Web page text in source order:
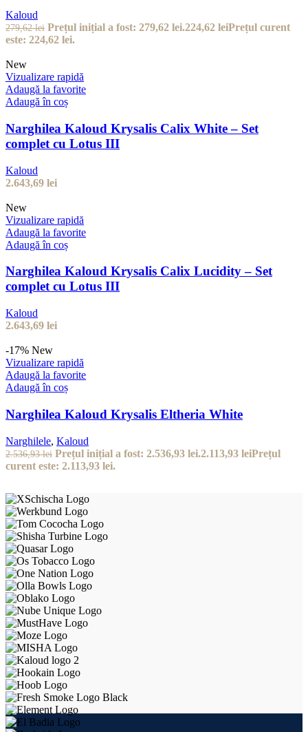
Kaloud
279,62lei Prețul inițial a fost: 279,62 lei.224,62 leiPrețul curent
este: 224,62 lei.
New
Vizualizare rapidă
Adaugă la favorite
Adaugă în coș
Narghilea Kaloud Krysalis Calix White – Set
complet cu Lotus III
Kaloud
2.643,69 lei
New
Vizualizare rapidă
Adaugă la favorite
Adaugă în coș
Narghilea Kaloud Krysalis Calix Lucidity – Set
complet cu Lotus III
Kaloud
2.643,69 lei
-17% New
Vizualizare rapidă
Adaugă la favorite
Adaugă în coș
Narghilea Kaloud Krysalis Eltheria White
Narghilele, Kaloud
2.536,93lei Prețul inițial a fost: 2.536,93 lei.2.113,93 leiPrețul
curent este: 2.113,93 lei.